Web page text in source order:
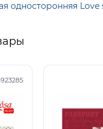
односторонняя Love